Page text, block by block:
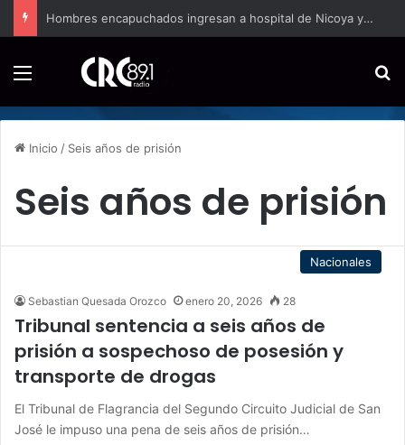
Hombres encapuchados ingresan a hospital de Nicoya y matan a paciente a balazos
Inicio / Seis años de prisión
Seis años de prisión
Nacionales
Sebastian Quesada Orozco enero 20, 2026 28
Tribunal sentencia a seis años de
prisión a sospechoso de posesión y
transporte de drogas
El Tribunal de Flagrancia del Segundo Circuito Judicial de San
José le impuso una pena de seis años de prisión…